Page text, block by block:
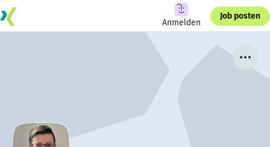
Anmelden
Job posten